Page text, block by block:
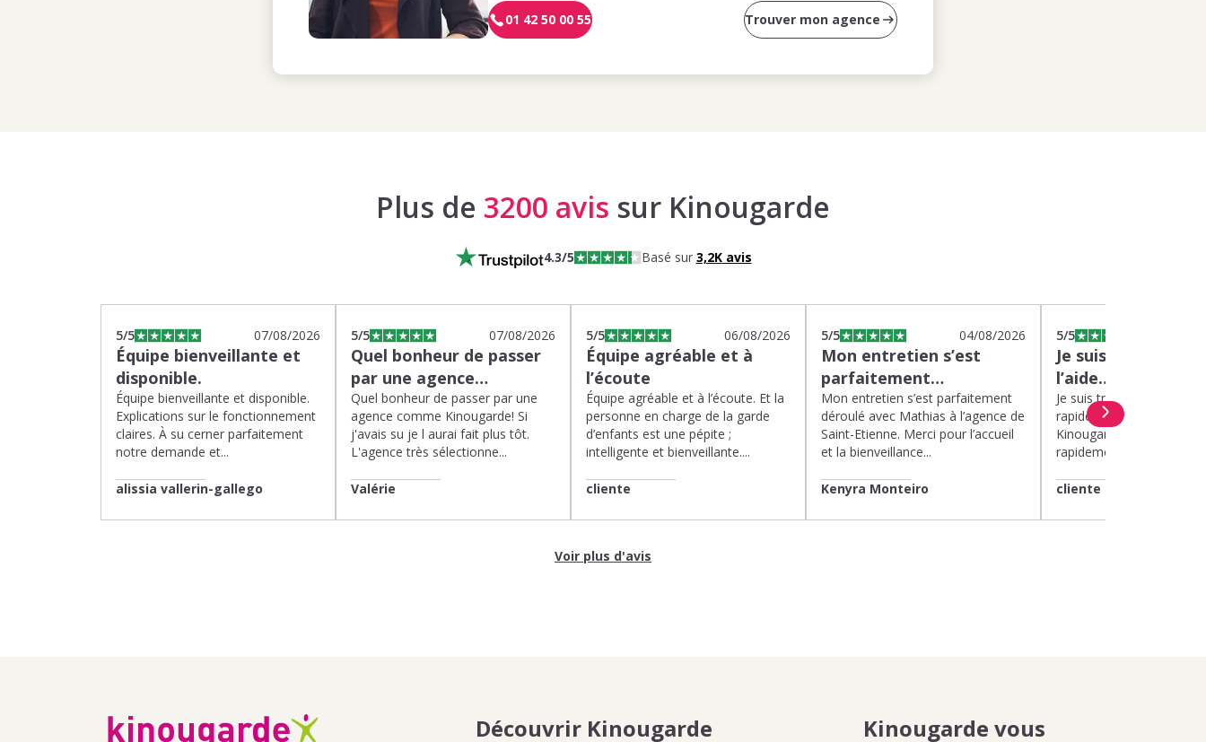
01 42 50 00 55 Trouver mon agence
Plus de 3200 avis sur Kinougarde
4.3/5 Basé sur 3,2Kavis
5/5 07/08/2026
Équipe bienveillante et
disponible.
Équipe bienveillante et disponible.
Explications sur le fonctionnement
claires. À su cerner parfaitement
notre demande et...
alissia vallerin-gallego
5/5 07/08/2026
Quel bonheur de passer
par une agence…
Quel bonheur de passer par une
agence comme Kinougarde! Si
j'avais su je l aurai fait plus tôt.
L'agence très sélectionne...
Valérie
5/5 06/08/2026
Équipe agréable et à
l’écoute
Équipe agréable et à l’écoute. Et la
personne en charge de la garde
d’enfants est une pépite ;
intelligente et bienveillante....
cliente
5/5 04/08/2026
Mon entretien s’est
parfaitement…
Mon entretien s’est parfaitement
déroulé avec Mathias à l’agence de
Saint-Etienne. Merci pour l’accueil
et la bienveillance...
Kenyra Monteiro
5/5
Je suis très
l’aide…
Je suis très satisfaite de
rapide et efficace
Kinougarde. On m’a
rapidement et une
cliente
Voir plus d'avis
Découvrir Kinougarde
Kinougarde vous